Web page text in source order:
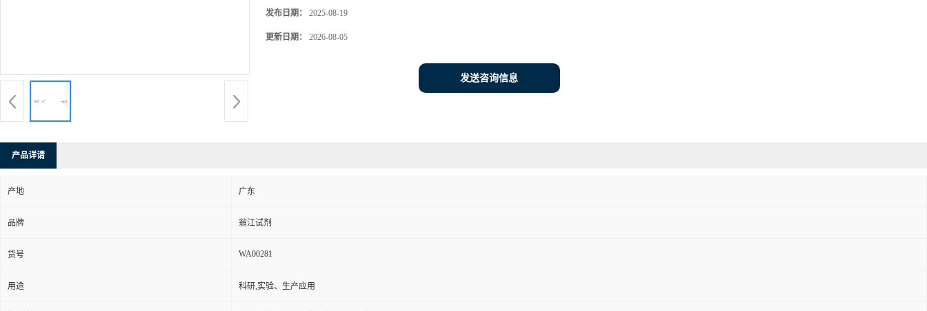
发布日期： 2025-08-19
更新日期： 2026-08-05
发送咨询信息
产品详请
产地 广东
品牌 翁江试剂
货号 WA00281
用途 科研,实验、生产应用